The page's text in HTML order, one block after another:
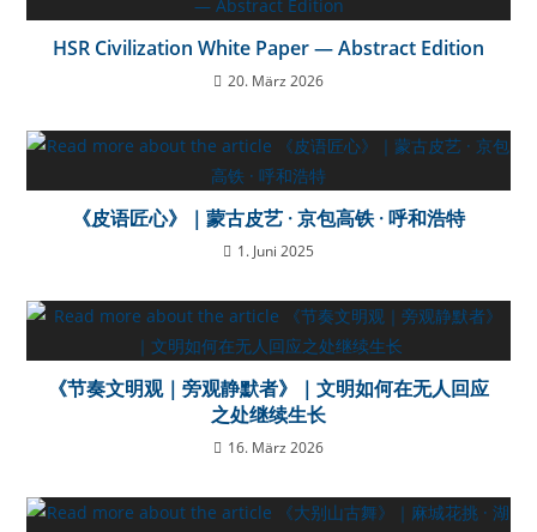
HSR Civilization White Paper — Abstract Edition
20. März 2026
《皮语匠心》｜蒙古皮艺 · 京包高铁 · 呼和浩特
1. Juni 2025
《节奏文明观｜旁观静默者》｜文明如何在无人回应
之处继续生长
16. März 2026